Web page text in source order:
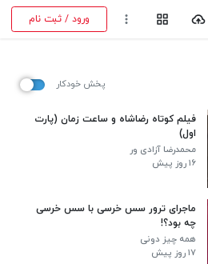
ورود / ثبت نام
پخش خودکار
فیلم کوتاه رضاشاه و ساعت زمان (پارت
اول)
محمدرضا آزادی ور
۱۶ روز پیش
ماجرای ترور سس خرسی با سس خرسی
چه بود؟!
همه چیز دونی
۱۷ روز پیش